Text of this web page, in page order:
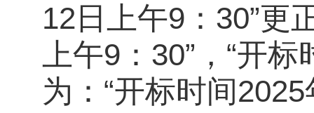
12日上午9：30”更
上午9：30”，“开
为：“开标时间